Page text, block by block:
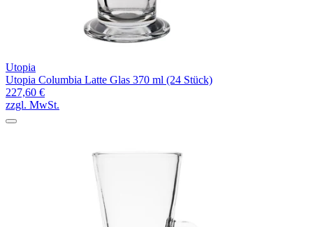
Utopia
Utopia Columbia Latte Glas 370 ml (24 Stück)
227,60 €
zzgl. MwSt.